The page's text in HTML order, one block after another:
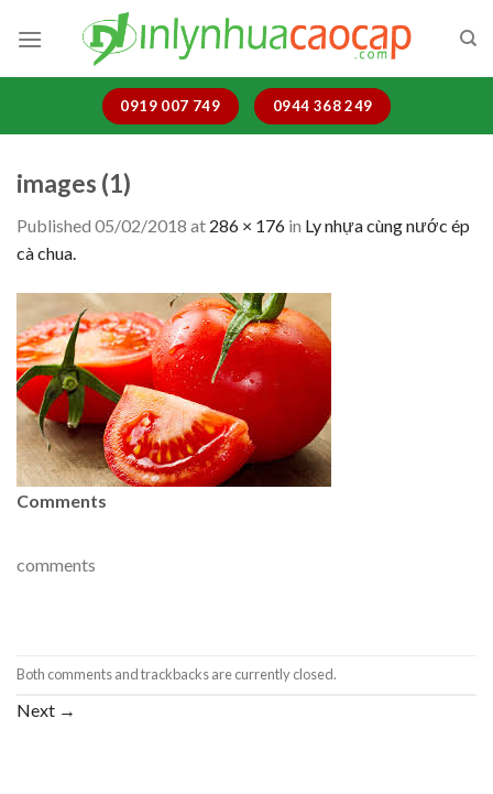
0919 007 749 0944 368 249
images (1)
Published 05/02/2018 at 286 × 176 in Ly nhựa cùng nước ép
cà chua.
Comments
comments
Both comments and trackbacks are currently closed.
Next →